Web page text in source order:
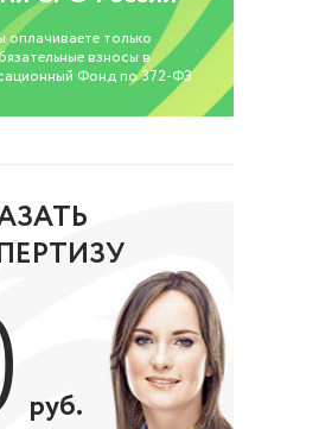
оплачиваете только
взносы в
Фонд по 372-ФЗ
руб.